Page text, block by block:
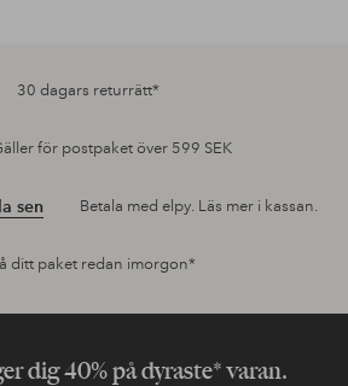
30 dagars returrätt*
för postpaket över 599 SEK
sen Betala med elpy. Läs mer i kassan.
ditt paket redan imorgon*
dig 40% på dyraste* varan.